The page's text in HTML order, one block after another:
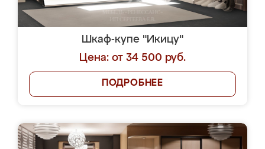
Шкаф-купе "Икицу"
Цена: от 34 500 руб.
ПОДРОБНЕЕ